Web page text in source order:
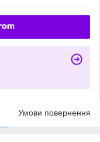
Умови повернення